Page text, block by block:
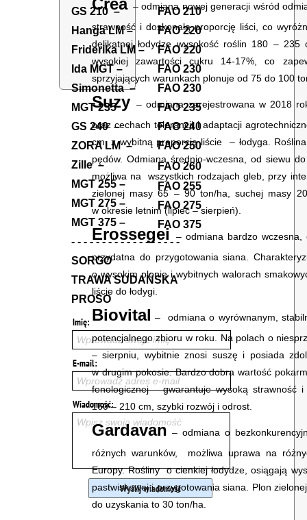
GS 210 –
Hanga LM –
Friderika LM –
Ida MGT –
Simonetta –
MGT 235
GS 240 –
ZORA LM –
Zille –
MGT 255 –
MGT 275 –
MGT 375 –
- - - - - - - - - - - - - - - - - -
SORGO
TRAWA SUDAŃSKA
PROSO
FAO 210
FAO 220
FAO 220
FAO 230
FAO 230
FAO 235
FAO 240
FAO 250
FAO 260
FAO 255
FAO 275
FAO 375
Wprowadź swoje imię
Wprowadź adres e-mail
Wpisz swoją wiadomość
Crea – odmiana nowej generacji wśród
strawność i doskonałą proporcję liści, co
delikatnej łodydze wysokość roślin 180 –
wysokiej zawartości cukru 14-17%, co
sprzyjających warunkach plonuje od 75 do 100
Suzy– odmiana zarejestrowana w 2018
oraz cechach tolerancji i adaptacji
cm, z wybitną proporcją liście – łodyga.
pędów. Odmiana średnio-wczesna, od siewu
możliwa na wszystkich rodzajach gleb, przy
zielonej masy 65 – 90 ton/ha, suchej masy
w okresie letnim (lipiec – sierpień).
Erossegei– odmiana bardzo wczesna,
przydatna do przygotowania siana.
o wysokim plonie i wybitnych walorach
liście do łodygi.
Biovital – odmiana o wyrównanym,
potencjalnego zbioru w roku. Na polach o
– sierpniu, wybitnie znosi suszę i posiada
w drugim pokosie. Bardzo dobra wartość
fenologicznej – gwarantuje wysoką strawność
160 – 210 cm, szybki rozwój i odrost.
Gardavan – odmiana o
różnych warunków, możliwa uprawa na
Europy. Rośliny o cienkiej łodydze, osiągają
pastwiskowej i przygotowania siana. Plon
do uzyskania to 30 ton/ha.